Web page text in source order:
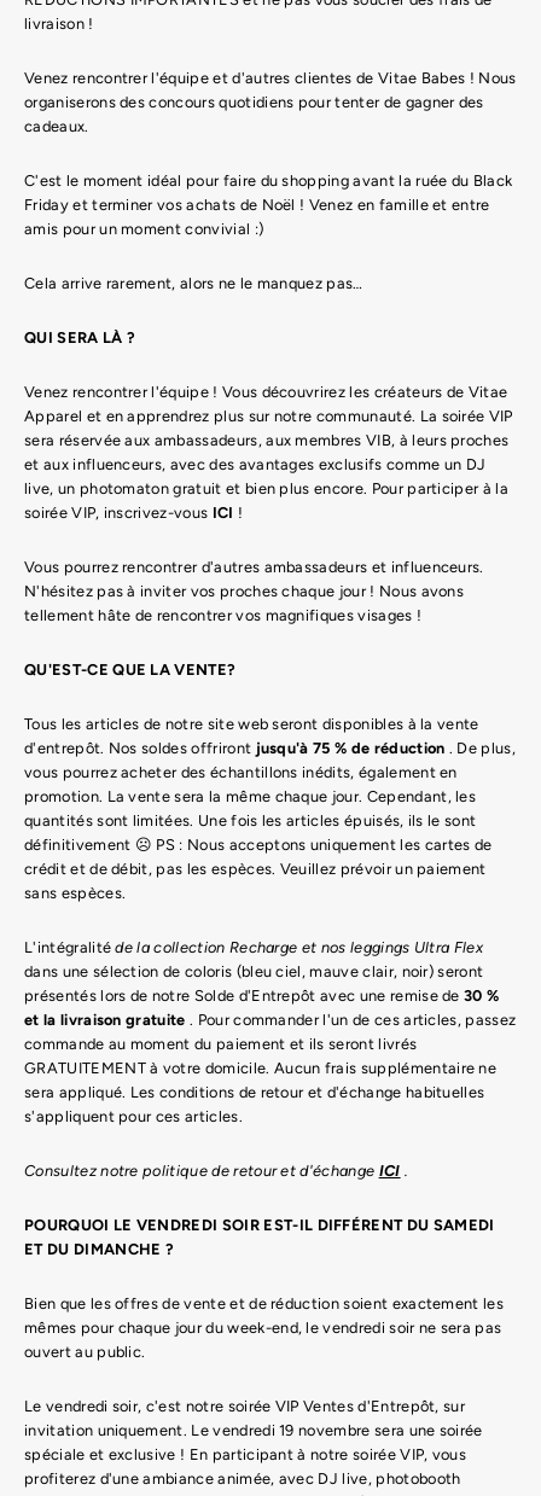
livraison !
Venez rencontrer l'équipe et d'autres clientes de Vitae Babes ! Nous
organiserons des concours quotidiens pour tenter de gagner des
cadeaux.
C'est le moment idéal pour faire du shopping avant la ruée du Black
Friday et terminer vos achats de Noël ! Venez en famille et entre
amis pour un moment convivial :)
Cela arrive rarement, alors ne le manquez pas…
QUI SERA LÀ ?
Venez rencontrer l'équipe ! Vous découvrirez les créateurs de Vitae
Apparel et en apprendrez plus sur notre communauté. La soirée VIP
sera réservée aux ambassadeurs, aux membres VIB, à leurs proches
et aux influenceurs, avec des avantages exclusifs comme un DJ
live, un photomaton gratuit et bien plus encore. Pour participer à la
soirée VIP, inscrivez-vous ICI !
Vous pourrez rencontrer d'autres ambassadeurs et influenceurs.
N'hésitez pas à inviter vos proches chaque jour ! Nous avons
tellement hâte de rencontrer vos magnifiques visages !
QU'EST-CE QUE LA VENTE?
Tous les articles de notre site web seront disponibles à la vente
d'entrepôt. Nos soldes offriront jusqu'à 75 % de réduction . De plus,
vous pourrez acheter des échantillons inédits, également en
promotion. La vente sera la même chaque jour. Cependant, les
quantités sont limitées. Une fois les articles épuisés, ils le sont
définitivement ☹️ PS : Nous acceptons uniquement les cartes de
crédit et de débit, pas les espèces. Veuillez prévoir un paiement
sans espèces.
L'intégralitéde la collection Recharge et nos leggings Ultra Flex
dans une sélection de coloris (bleu ciel, mauve clair, noir) seront
présentés lors de notre Solde d'Entrepôt avec une remise de30 %
et la livraison gratuite . Pour commander l'un de ces articles, passez
commande au moment du paiement et ils seront livrés
GRATUITEMENT à votre domicile. Aucun frais supplémentaire ne
sera appliqué. Les conditions de retour et d'échange habituelles
s'appliquent pour ces articles.
Consultez notre politique de retour et d'échange ICI
POURQUOI LE VENDREDI SOIR EST-IL DIFFÉRENT DU SAMEDI
ET DU DIMANCHE ?
Bien que les offres de vente et de réduction soient exactement les
mêmes pour chaque jour du week-end, le vendredi soir ne sera pas
ouvert au public.
Le vendredi soir, c'est notre soirée VIP Ventes d'Entrepôt, sur
invitation uniquement. Le vendredi 19 novembre sera une soirée
spéciale et exclusive ! En participant à notre soirée VIP, vous
profiterez d'une ambiance animée, avec DJ live, photobooth